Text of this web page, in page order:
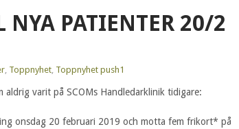
NYA PATIENTER 20/2
, Toppnyhet, Toppnyhet push1
varit på SCOMs Handledarklinik tidigare:
onsdag 20 februari 2019 och motta fem frikort* på